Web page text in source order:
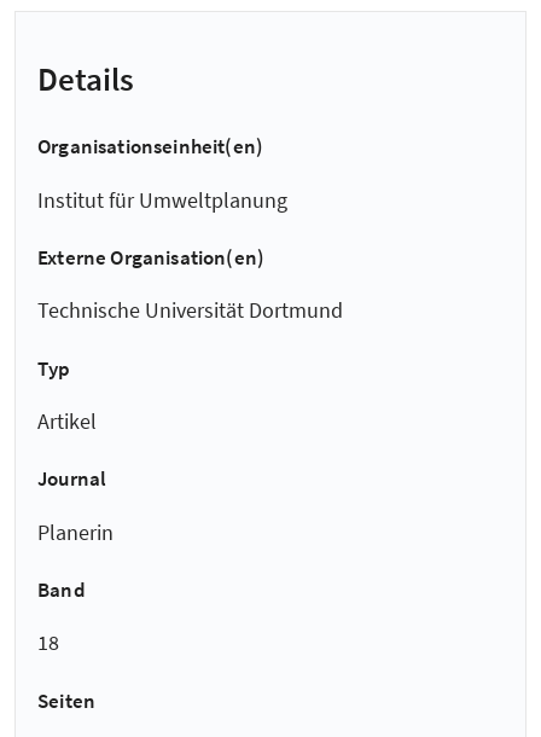
Details
Organisationseinheit(en)
Institut für Umweltplanung
Externe Organisation(en)
Technische Universität Dortmund
Typ
Artikel
Journal
Planerin
Band
18
Seiten